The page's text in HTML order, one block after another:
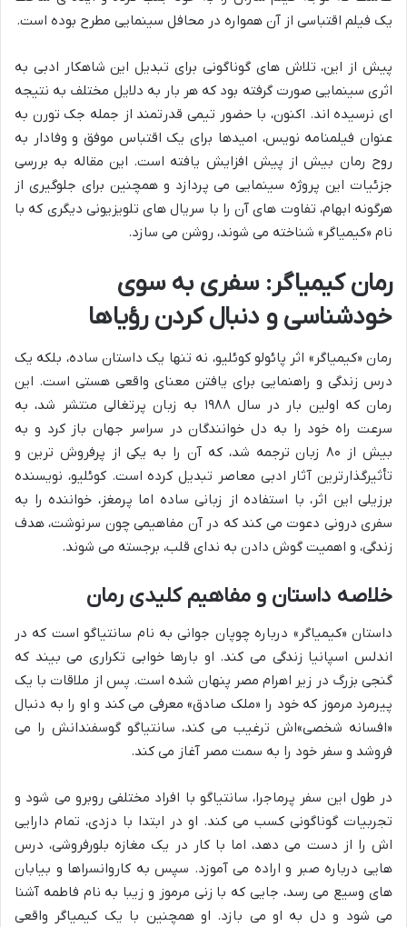
یک فیلم اقتباسی از آن همواره در محافل سینمایی مطرح بوده است.
پیش از این، تلاش های گوناگونی برای تبدیل این شاهکار ادبی به
اثری سینمایی صورت گرفته بود که هر بار به دلایل مختلف به نتیجه
ای نرسیده اند. اکنون، با حضور تیمی قدرتمند از جمله جک تورن به
عنوان فیلمنامه نویس، امیدها برای یک اقتباس موفق و وفادار به
روح رمان بیش از پیش افزایش یافته است. این مقاله به بررسی
جزئیات این پروژه سینمایی می پردازد و همچنین برای جلوگیری از
هرگونه ابهام، تفاوت های آن را با سریال های تلویزیونی دیگری که با
نام «کیمیاگر» شناخته می شوند، روشن می سازد.
رمان کیمیاگر: سفری به سوی
خودشناسی و دنبال کردن رؤیاها
رمان «کیمیاگر» اثر پائولو کوئلیو، نه تنها یک داستان ساده، بلکه یک
درس زندگی و راهنمایی برای یافتن معنای واقعی هستی است. این
رمان که اولین بار در سال ۱۹۸۸ به زبان پرتغالی منتشر شد، به
سرعت راه خود را به دل خوانندگان در سراسر جهان باز کرد و به
بیش از ۸۰ زبان ترجمه شد، که آن را به یکی از پرفروش ترین و
تأثیرگذارترین آثار ادبی معاصر تبدیل کرده است. کوئلیو، نویسنده
برزیلی این اثر، با استفاده از زبانی ساده اما پرمغز، خواننده را به
سفری درونی دعوت می کند که در آن مفاهیمی چون سرنوشت، هدف
زندگی، و اهمیت گوش دادن به ندای قلب، برجسته می شوند.
خلاصه داستان و مفاهیم کلیدی رمان
داستان «کیمیاگر» درباره چوپان جوانی به نام سانتیاگو است که در
اندلس اسپانیا زندگی می کند. او بارها خوابی تکراری می بیند که
گنجی بزرگ در زیر اهرام مصر پنهان شده است. پس از ملاقات با یک
پیرمرد مرموز که خود را «ملک صادق» معرفی می کند و او را به دنبال
«افسانه شخصی»اش ترغیب می کند، سانتیاگو گوسفندانش را می
فروشد و سفر خود را به سمت مصر آغاز می کند.
در طول این سفر پرماجرا، سانتیاگو با افراد مختلفی روبرو می شود و
تجربیات گوناگونی کسب می کند. او در ابتدا با دزدی، تمام دارایی
اش را از دست می دهد، اما با کار در یک مغازه بلورفروشی، درس
هایی درباره صبر و اراده می آموزد. سپس به کاروانسراها و بیابان
های وسیع می رسد، جایی که با زنی مرموز و زیبا به نام فاطمه آشنا
می شود و دل به او می بازد. او همچنین با یک کیمیاگر واقعی